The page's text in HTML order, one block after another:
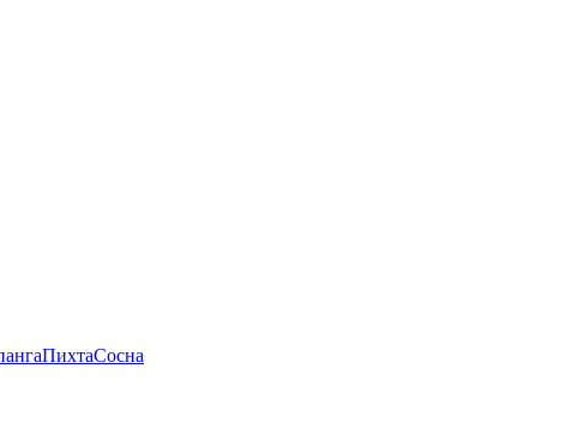
ПихтаСосна